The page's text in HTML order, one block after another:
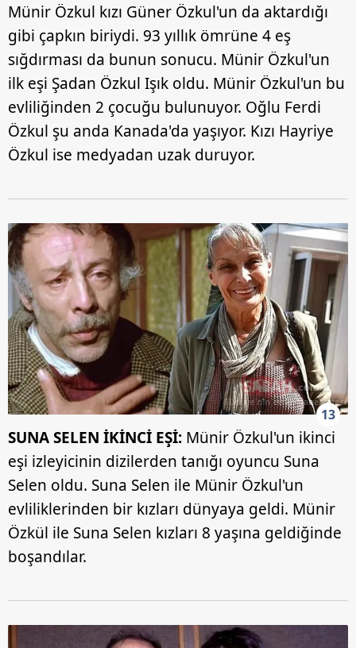
Münir Özkul kızı Güner Özkul'un da aktardığı
gibi çapkın biriydi. 93 yıllık ömrüne 4 eş
sığdırması da bunun sonucu. Münir Özkul'un
ilk eşi Şadan Özkul Işık oldu. Münir Özkul'un bu
evliliğinden 2 çocuğu bulunuyor. Oğlu Ferdi
Özkul şu anda Kanada'da yaşıyor. Kızı Hayriye
Özkul ise medyadan uzak duruyor.
13
SUNA SELEN İKİNCİ EŞİ: Münir Özkul'un ikinci
eşi izleyicinin dizilerden tanığı oyuncu Suna
Selen oldu. Suna Selen ile Münir Özkul'un
evliliklerinden bir kızları dünyaya geldi. Münir
Özkül ile Suna Selen kızları 8 yaşına geldiğinde
boşandılar.